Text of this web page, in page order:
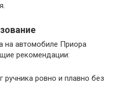
на автомобиле Приора
рекомендации:
ручника ровно и плавно без